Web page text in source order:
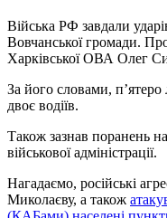
Війська РФ завдали
Вовчанської громади.
Харківської ОВА Олег
За його словами,
двоє водіїв.
Також зазнав поранень
військової адміністрації.
Нагадаємо, російські
Миколаєву, а також